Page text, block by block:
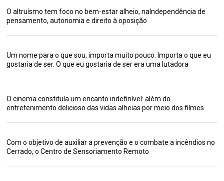
O altruísmo tem foco no bem-estar alheio, naIndependência de
pensamento, autonomia e direito à oposição
Um nome para o que sou, importa muito pouco. Importa o que eu
gostaria de ser. O que eu gostaria de ser era uma lutadora
O cinema constituía um encanto indefinível: além do
entretenimento delicioso das vidas alheias por meio dos filmes
Com o objetivo de auxiliar a prevenção e o combate a incêndios no
Cerrado, o Centro de Sensoriamento Remoto